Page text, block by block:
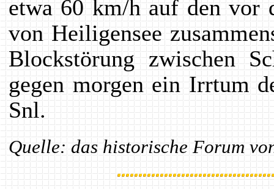
etwa 60 km/h auf den vor
von Heiligensee
Blockstörung zwischen
gegen morgen ein Irrtum
Snl.
Quelle: das historische Forum